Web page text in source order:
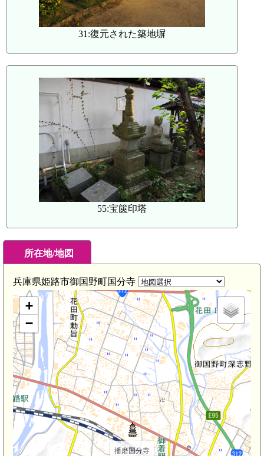
31:復元された築地塀
55:宝篋印塔
所在地/地図
兵庫県姫路市御国野町国分寺
播磨国分寺
+
−